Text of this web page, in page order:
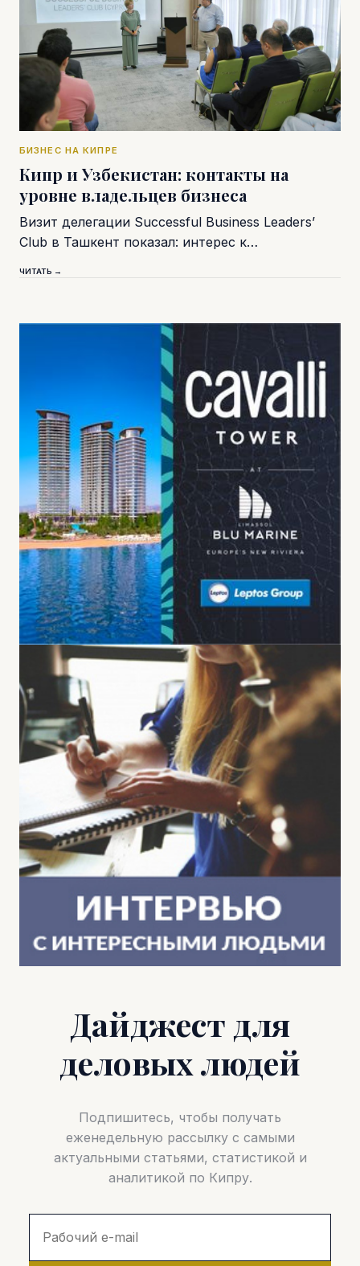
БИЗНЕС НА КИПРЕ
Кипр и Узбекистан: контакты на
уровне владельцев бизнеса
Визит делегации Successful Business Leaders’
Club в Ташкент показал: интерес к…
ЧИТАТЬ →
Дайджест для
деловых людей
Подпишитесь, чтобы получать
еженедельную рассылку с самыми
актуальными статьями, статистикой и
аналитикой по Кипру.